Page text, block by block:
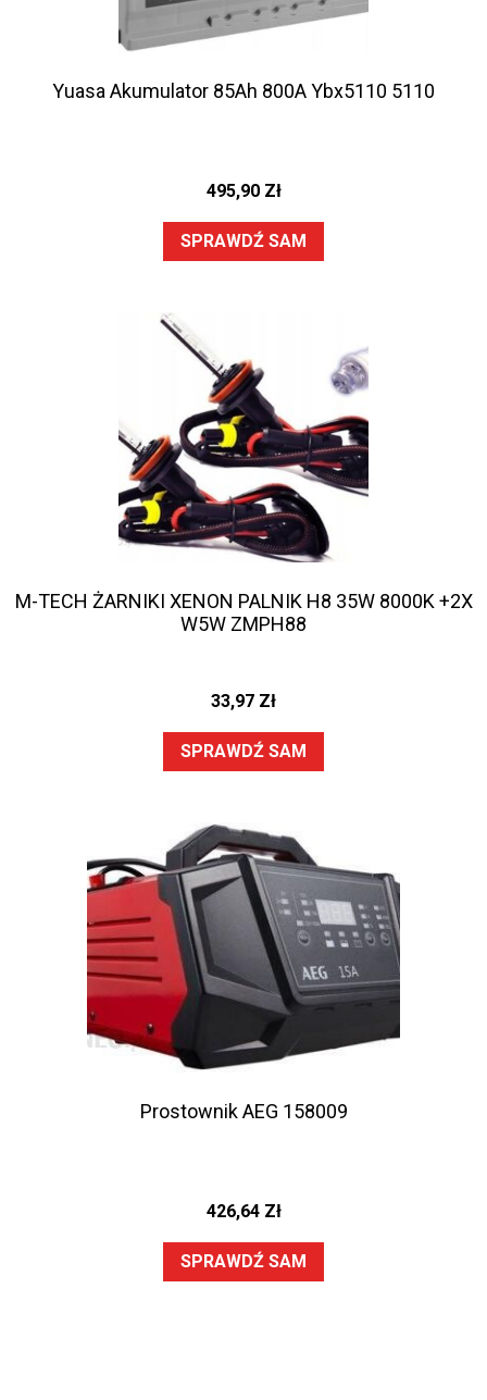
Yuasa Akumulator 85Ah 800A Ybx5110 5110
495,90 Zł
SPRAWDŹ SAM
M-TECH ŻARNIKI XENON PALNIK H8 35W 8000K +2X
W5W ZMPH88
33,97 Zł
SPRAWDŹ SAM
Prostownik AEG 158009
426,64 Zł
SPRAWDŹ SAM